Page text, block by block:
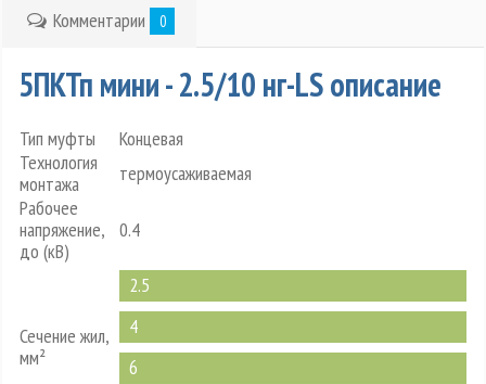
Комментарии
0
5ПКТп мини - 2.5/10 нг-LS описание
Тип муфты
Концевая
Технология
монтажа
термоусаживаемая
Рабочее
напряжение,
до (кВ)
0.4
Сечение жил,
мм²
2.5
4
6